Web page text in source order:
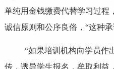
单纯用金钱缴费代替学习过程
诚信原则和公序良俗，“这种
“如果培训机构向学员作
传，诱导学生报名，牟取利益